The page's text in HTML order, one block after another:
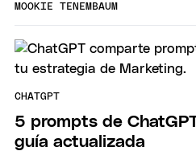
MOOKIE TENEMBAUM
CHATGPT
5 prompts de
guía actualizada